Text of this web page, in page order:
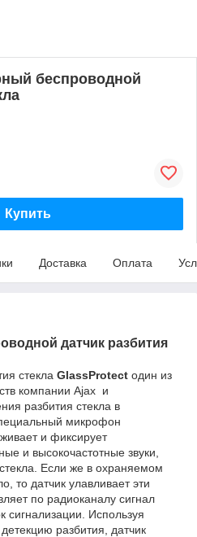
беспроводной
Купить
Доставка Оплата
датчик разбития
стекла GlassProtect один из
компании Ajax и
разбития стекла в
микрофон
и фиксирует
и высокочастотные звуки,
Если же в охраняемом
то датчик улавливает эти
по радиоканалу сигнал
сигнализации. Используя
разбития, датчик